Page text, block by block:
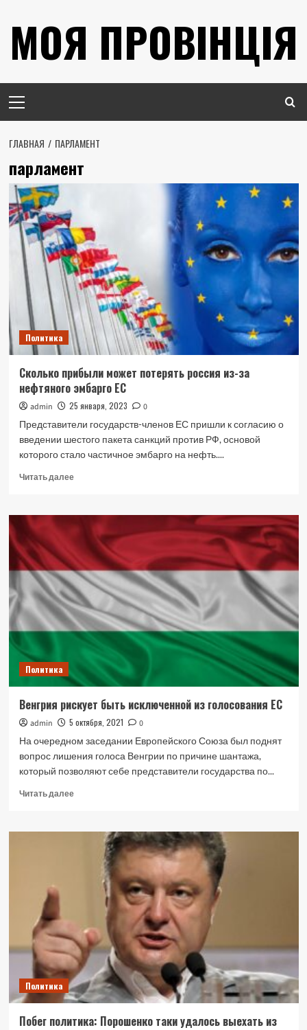
содержимому
МОЯ ПРОВІНЦІЯ
меню
ГЛАВНАЯ ПАРЛАМЕНТ
парламент
Политика
Сколько прибыли может потерять россия из-за
нефтяного эмбарго ЕС
admin 25 января, 2023
0
Представители государств-членов ЕС пришли к согласию о
введении шестого пакета санкций против РФ, основой
которого стало частичное эмбарго на нефть....
Читать далееПрочитать
Сколько
прибыли
может
потерять
россия
из-
за
нефтяного
эмбарго
ЕС
Политика
Венгрия рискует быть исключенной из голосования ЕС
admin 5 октября, 2021
0
На очередном заседании Европейского Союза был поднят
вопрос лишения голоса Венгрии по причине шантажа,
который позволяют себе представители государства по...
Читать далееПрочитать
Венгрия
рискует
исключенной
голосования
Политика
Побег политика: Порошенко таки удалось выехать из